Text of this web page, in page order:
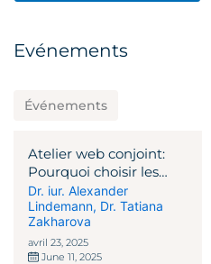
Evénements
Événements
Atelier web conjoint:
Pourquoi choisir les
solutions
d'investissement
alternatives Suisse-
Malte?
Dr. iur. Alexander
Lindemann, Dr. Tatiana
Zakharova
avril 23, 2025
June 11, 2025